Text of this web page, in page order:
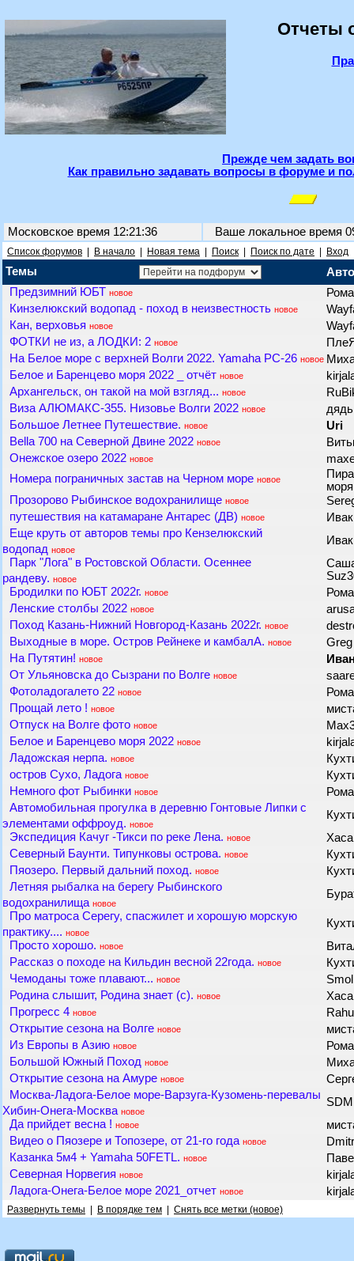
Отчеты
Прежде чем задать
Как правильно задавать вопросы в форуме и
Московское время 12:21:36 Ваше локальное время
Список форумов В начало Новая тема Поиск Поиск по дате Вход
Темы
Предзимний ЮБТ новое
Кинзелюкский водопад - поход в неизвестность новое
Кан, верховья новое
ФОТКИ не из, а ЛОДКИ: 2 новое
На Белое море с верхней Волги 2022. Yamaha PC-26 новое
Белое и Баренцево моря 2022 _ отчёт новое
Архангельск, он такой на мой взгляд... новое
Виза АЛЮМАКС-355. Низовье Волги 2022 новое
Большое Летнее Путешествие. новое
Uri
Bella 700 на Северной Двине 2022 новое
Онежское озеро 2022 новое
Номера пограничных застав на Черном море новое
Прозорово Рыбинское водохранилище новое
путешествия на катамаране Антарес (ДВ) новое
Еще круть от авторов темы про Кензелюкский
водопад новое
Парк "Лога" в Ростовской Области. Осеннее
рандеву. новое
Бродилки по ЮБТ 2022г. новое
Ленские столбы 2022 новое
Поход Казань-Нижний Новгород-Казань 2022г. новое
Выходные в море. Остров Рейнеке и камбалА. новое
На Путятин! новое
От Ульяновска до Сызрани по Волге новое
Фотоладогалето 22 новое
Прощай лето ! новое
Отпуск на Волге фото новое
Белое и Баренцево моря 2022 новое
Ладожская нерпа. новое
остров Сухо, Ладога новое
Немного фот Рыбинки новое
Автомобильная прогулка в деревню Гонтовые Липки с
элементами оффроуд. новое
Экспедиция Качуг -Тикси по реке Лена. новое
Северный Баунти. Типунковы острова. новое
Пяозеро. Первый дальний поход. новое
Летняя рыбалка на берегу Рыбинского
водохранилища новое
Про матроса Серегу, спасжилет и хорошую морскую
практику.... новое
Просто хорошо. новое
Рассказ о походе на Кильдин весной 22года. новое
Чемоданы тоже плавают... новое
Родина слышит, Родина знает (с). новое
Прогресс 4 новое
Открытие сезона на Волге новое
Из Европы в Азию новое
Большой Южный Поход новое
Открытие сезона на Амуре новое
Москва-Ладога-Белое море-Варзуга-Кузомень-перевалы
Хибин-Онега-Москва новое
Да прийдет весна ! новое
Видео о Пяозере и Топозере, от 21-го года новое
Казанка 5м4 + Yamaha 50FETL. новое
Северная Норвегия новое
Ладога-Онега-Белое море 2021_отчет новое
Развернуть темы В порядке тем Снять все метки (новое)